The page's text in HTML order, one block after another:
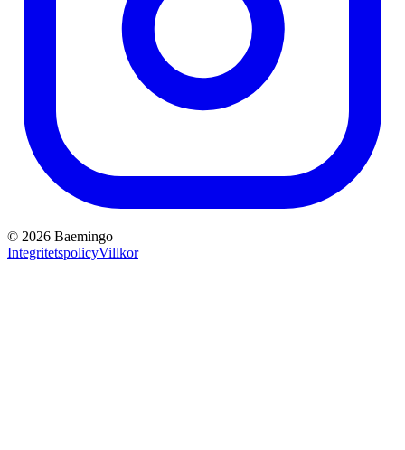
© 2026 Baemingo
IntegritetspolicyVillkor